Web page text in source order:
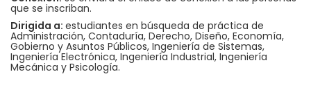
que se inscriban.
Dirigida a: estudiantes en búsqueda de práctica de
Administración, Contaduría, Derecho, Diseño, Economía,
Gobierno y Asuntos Públicos, Ingeniería de Sistemas,
Ingeniería Electrónica, Ingeniería Industrial, Ingeniería
Mecánica y Psicología.